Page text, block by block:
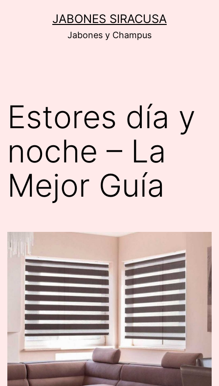
JABONES SIRACUSA
Jabones y Champus
Estores día y
noche – La
Mejor Guía